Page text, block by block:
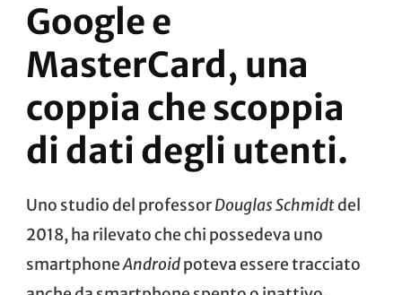
Google e
MasterCard, una
coppia che scoppia
di dati degli utenti.
Uno studiodel professorDouglas Schmidtdel
2018, ha rilevato che chi possedeva uno
smartphoneAndroidpoteva essere tracciato